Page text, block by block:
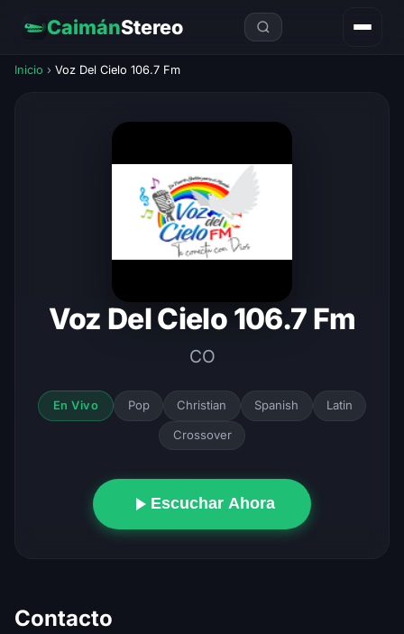
CaimánStereo
Inicio › Voz Del Cielo 106.7 Fm
Voz Del Cielo 106.7 Fm
CO
En Vivo Pop Christian Spanish Latin
Crossover
Escuchar Ahora
Contacto